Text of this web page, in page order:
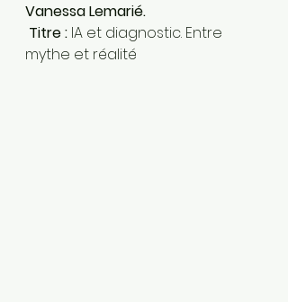
Vanessa Lemarié.
Titre : IA et diagnostic. Entre
mythe et réalité